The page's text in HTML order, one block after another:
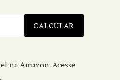
CALCULAR
na Amazon. Acesse